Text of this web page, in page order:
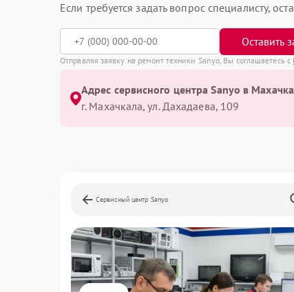
Если требуется задать вопрос специалисту,
Оставить
Отправляя заявку на ремонт техники Sanyo, Вы соглашаетесь с
Адрес сервисного центра Sanyo в
г. Махачкала, ул. Дахадаева, 109
Сервисный центр Sanyo